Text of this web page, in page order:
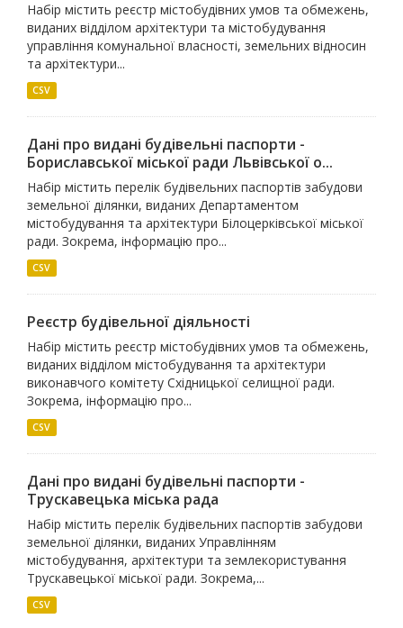
Набір містить реєстр містобудівних умов та обмежень,
виданих відділом архітектури та містобудування
управління комунальної власності, земельних відносин
та архітектури...
CSV
Дані про видані будівельні паспорти -
Бориславської міської ради Львівської о...
Набір містить перелік будівельних паспортів забудови
земельної ділянки, виданих Департаментом
містобудування та архітектури Білоцерківської міської
ради. Зокрема, інформацію про...
CSV
Реєстр будівельної діяльності
Набір містить реєстр містобудівних умов та обмежень,
виданих відділом містобудування та архітектури
виконавчого комітету Східницької селищної ради.
Зокрема, інформацію про...
CSV
Дані про видані будівельні паспорти -
Трускавецька міська рада
Набір містить перелік будівельних паспортів забудови
земельної ділянки, виданих Управлінням
містобудування, архітектури та землекористування
Трускавецької міської ради. Зокрема,...
CSV